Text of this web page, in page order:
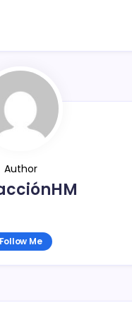
Author
Follow Me